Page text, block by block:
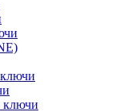
ключи